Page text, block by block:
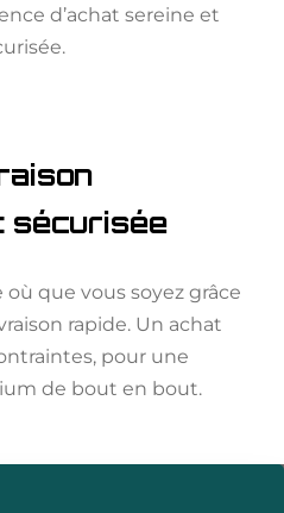
d’achat sereine et
sécurisée
que vous soyez grâce
rapide. Un achat
pour une
de bout en bout.